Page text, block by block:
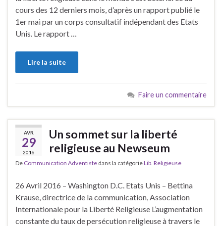
cours des 12 derniers mois, d’après un rapport publié le
1er mai par un corps consultatif indépendant des Etats
Unis. Le rapport …
Lire la suite
Faire un commentaire
AVR
29
2016
Un sommet sur la liberté
religieuse au Newseum
De Communication Adventiste dans la catégorieLib. Religieuse
26 Avril 2016 – Washington D.C. Etats Unis – Bettina
Krause, directrice de la communication, Association
Internationale pour la Liberté Religieuse L’augmentation
constante du taux de persécution religieuse à travers le